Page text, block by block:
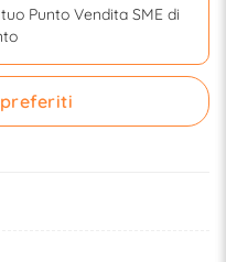
Punto Vendita SME di